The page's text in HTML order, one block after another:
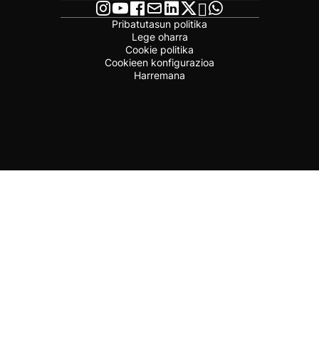
Pribatutasun politika
Lege oharra
Cookie politika
Cookieen konfigurazioa
Harremana